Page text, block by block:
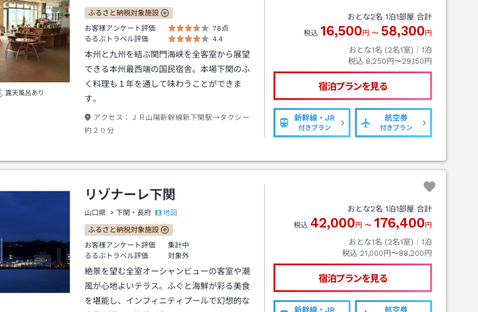
露天風呂あり
ふるさと納税対象施設
お客様アンケート評価
78点
るるぶトラベル評価
4.4
本州と九州を結ぶ関門海峡を全客室から展望
できる本州最西端の国民宿舎。本場下関のふ
く料理も１年を通して味わうことができま
す。
アクセス：
ＪＲ山陽新幹線新下関駅→タクシー
約２０分
おとな2名 1泊1部屋 合計
税込 16,500 円 〜 58,300 円
おとな1名 (2名1室)｜ 1泊
税込 8,250円〜29,150円
宿泊プランを見る
新幹線・JR
付きプラン
航空券
付きプラン
リゾナーレ下関
山口県 下関・長府 地図
ふるさと納税対象施設
お客様アンケート評価
集計中
るるぶトラベル評価
対象外
絶景を望む全室オーシャンビューの客室や潮
風が心地よいテラス。ふぐと海鮮が彩る美食
を堪能し、インフィニティプールで幻想的な
おとな2名 1泊1部屋 合計
税込 42,000 円 〜 176,400 円
おとな1名 (2名1室)｜ 1泊
税込 21,000円〜88,200円
宿泊プランを見る
新幹線・JR 航空券